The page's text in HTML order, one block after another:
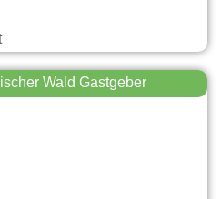
Wald Gastgeber